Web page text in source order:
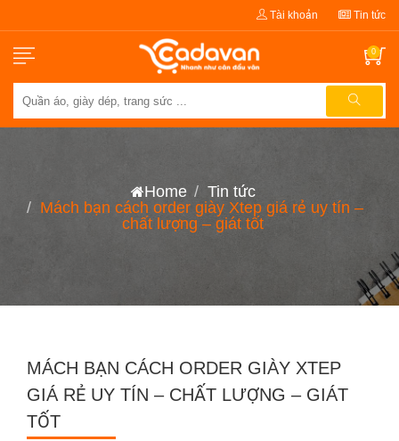
Tài khoản Tin tức
0
Home
Tin tức
Mách bạn cách order giày Xtep giá rẻ uy tín –
chất lượng – giát tốt
MÁCH BẠN CÁCH ORDER GIÀY XTEP
GIÁ RẺ UY TÍN – CHẤT LƯỢNG – GIÁT
TỐT